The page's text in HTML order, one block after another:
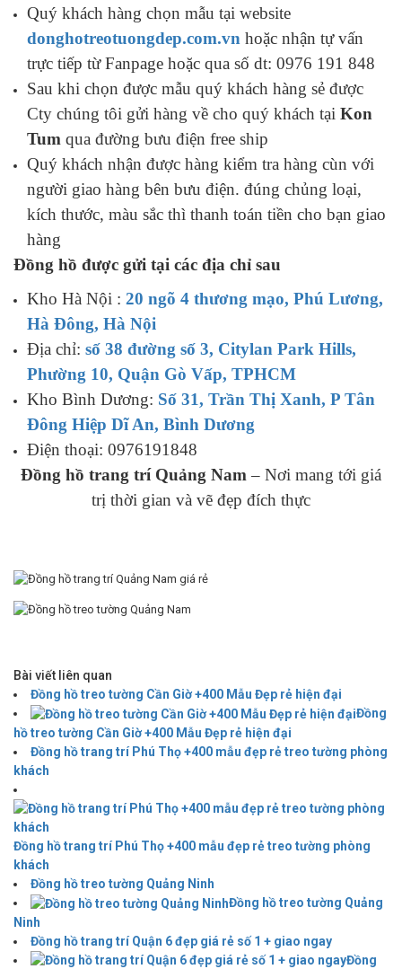
Quý khách hàng chọn mẫu tại website
donghotreotuongdep.com.vn hoặc nhận tự vấn
trực tiếp từ Fanpage hoặc qua số dt: 0976 191 848
Sau khi chọn được mẫu quý khách hàng sẻ được
Cty chúng tôi gửi hàng về cho quý khách tại Kon
Tum qua đường bưu điện free ship
Quý khách nhận được hàng kiểm tra hàng cùn với
người giao hàng bên bưu điện. đúng chủng loại,
kích thước, màu sắc thì thanh toán tiền cho bạn giao
hàng
Đồng hồ được gửi tại các địa chỉ sau
Kho Hà Nội : 20 ngõ 4 thương mạo, Phú Lương,
Hà Đông, Hà Nội
Địa chỉ: số 38 đường số 3, Citylan Park Hills,
Phường 10, Quận Gò Vấp, TPHCM
Kho Bình Dương: Số 31, Trần Thị Xanh, P Tân
Đông Hiệp Dĩ An, Bình Dương
Điện thoại: 0976191848
Đồng hồ trang trí Quảng Nam – Nơi mang tới giá
trị thời gian và vẽ đẹp đích thực
Bài viết liên quan
Đồng hồ treo tường Cần Giờ +400 Mẫu Đẹp rẻ hiện đại
Đồng
hồ treo tường Cần Giờ +400 Mẫu Đẹp rẻ hiện đại
Đồng hồ trang trí Phú Thọ +400 mẫu đẹp rẻ treo tường phòng
khách
Đồng hồ trang trí Phú Thọ +400 mẫu đẹp rẻ treo tường phòng
khách
Đồng hồ treo tường Quảng Ninh
Đồng hồ treo tường Quảng
Ninh
Đồng hồ trang trí Quận 6 đẹp giá rẻ số 1 + giao ngay
Đồng